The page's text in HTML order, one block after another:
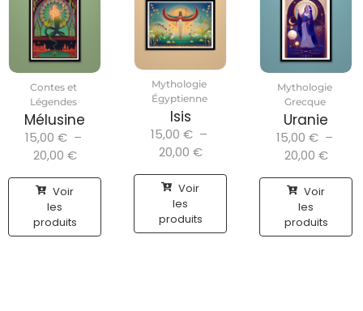
Contes et
Légendes
Mélusine
15,00 € –
20,00 €
Voir
les
produits
Mythologie
Égyptienne
Isis
15,00 € –
20,00 €
Voir
les
produits
Mythologie
Grecque
Uranie
15,00 € –
20,00 €
Voir
les
produits